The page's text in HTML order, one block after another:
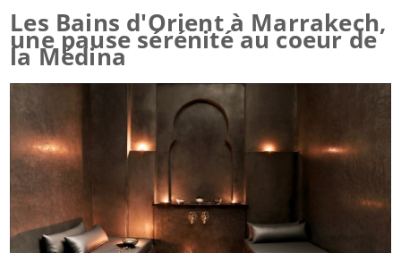
Les Bains d'Orient à Marrakech,
une pause sérénité au coeur de
la Médina